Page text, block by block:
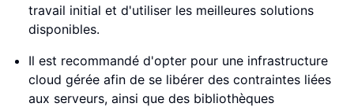
travail initial et d'utiliser les meilleures solutions
disponibles.
Il est recommandé d'opter pour une infrastructure
cloud gérée afin de se libérer des contraintes liées
aux serveurs, ainsi que des bibliothèques